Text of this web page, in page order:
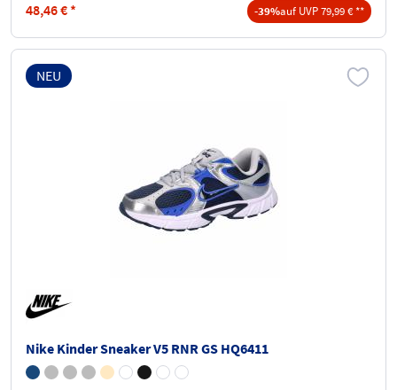
48,46€ * -39%auf UVP 79,99 € **
NEU
Nike Kinder Sneaker V5 RNR GS HQ6411